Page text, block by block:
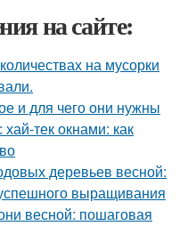
на сайте:
на мусорки
и для чего они нужны
тек окнами: как
деревьев весной:
выращивания
весной: пошаговая